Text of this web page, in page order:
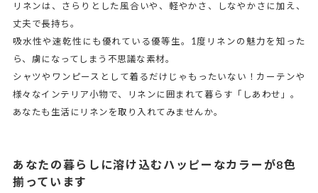
リネンは、さらりとした風合いや、軽やかさ、しなやかさに加え、
丈夫で長持ち。
吸水性や速乾性にも優れている優等生。1度リネンの魅力を知った
ら、虜になってしまう不思議な素材。
シャツやワンピースとして着るだけじゃもったいない！カーテンや
様々なインテリア小物で、リネンに囲まれて暮らす「しあわせ」。
あなたも生活にリネンを取り入れてみませんか。
あなたの暮らしに溶け込むハッピーなカラーが8色
揃っています